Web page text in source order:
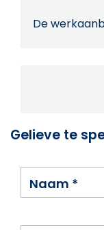
De
Gelieve te
Naam *